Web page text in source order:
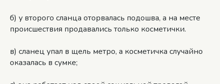
б) у второго сланца оторвалась подошва, а на месте
происшествия продавались только косметички.
в) сланец упал в щель метро, а косметичка случайно
оказалась в сумке;